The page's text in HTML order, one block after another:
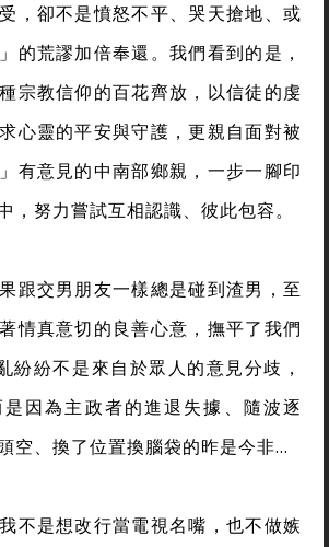
，卻不是憤怒不平、哭天搶地、或
的荒謬加倍奉還。我們看到的是，
宗教信仰的百花齊放，以信徒的虔
心靈的平安與守護，更親自面對被
有意見的中南部鄉親，一步一腳印
，努力嘗試互相認識、彼此包容。
跟交男朋友一樣總是碰到渣男，至
情真意切的良善心意，撫平了我們
紛紛不是來自於眾人的意見分歧，
因為主政者的進退失據、隨波逐
空、換了位置換腦袋的昨是今非…
不是想改行當電視名嘴，也不做嫉